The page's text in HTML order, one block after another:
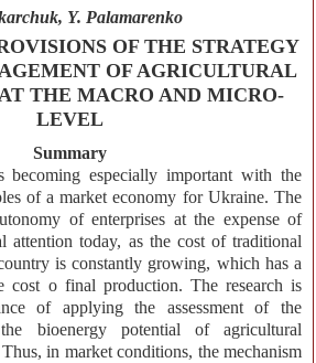
Y. Palamarenko
OF THE STRATEGY
OF AGRICULTURAL
THE MACRO AND MICRO-
LEVEL
Summary
especially important with the
of a market economy for Ukraine. The
of enterprises at the expense of
attention today, as the cost of traditional
is constantly growing, which has a
cost o final production. The research is
of applying the assessment of the
bioenergy potential of agricultural
in market conditions, the mechanism